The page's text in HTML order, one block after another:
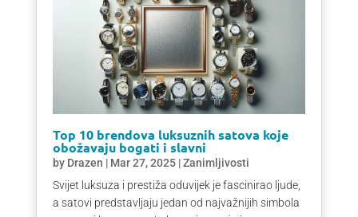
Top 10 brendova luksuznih satova koje
obožavaju bogati i slavni
by Drazen | Mar 27, 2025|Zanimljivosti
Svijet luksuza i prestiža oduvijek je fascinirao ljude,
a satovi predstavljaju jedan od najvažnijih simbola